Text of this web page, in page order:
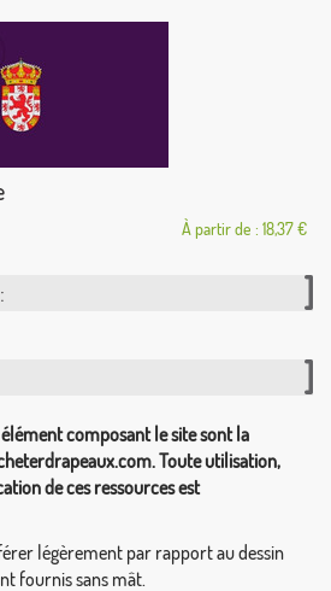
À partir de : 18,37 €
composant le site sont la
Toute utilisation,
de ces ressources est
légèrement par rapport au dessin
fournis sans mât.